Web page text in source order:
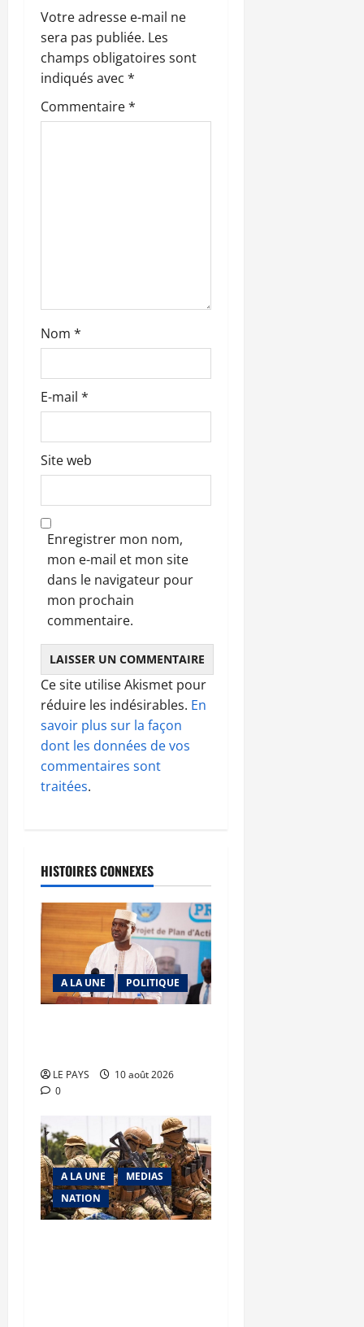
o
n
d
’
c
l
Votre adresse e-mail ne
sera pas publiée. Les
champs obligatoires sont
indiqués avec *
Commentaire*
Nom *
E-mail *
Site web
Enregistrer mon nom,
mon e-mail et mon site
dans le navigateur pour
mon prochain
commentaire.
Ce site utilise Akismet pour
réduire les indésirables. En
savoir plus sur la façon
dont les données de vos
commentaires sont
traitées.
HISTOIRES CONNEXES
A LA UNE POLITIQUE
LE PAYS
10 août 2026
0
A LA UNE
MEDIAS
NATION